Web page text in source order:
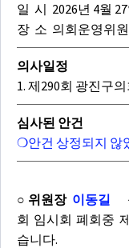
일 시 2026년 4월
장 소 의회운영위
의사일정
1. 제290회 광진구
심사된 안건
❍안건 상정되지 않
○위원장 이동길
회 임시회 폐회중
습니다.